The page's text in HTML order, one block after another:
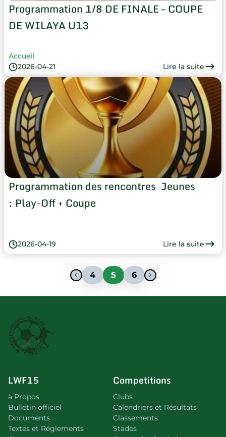
Programmation 1/8 DE FINALE – COUPE
DE WILAYA U13
2026-04-21
Accueil
Lire la suite
Programmation des rencontres Jeunes
: Play-Off + Coupe
2026-04-19 Lire la suite
4 5 6
LWF15
à Propos
Bulletin officiel
Documents
Textes et Réglements
Competitions
Clubs
Calendriers et Résultats
Classements
Stades